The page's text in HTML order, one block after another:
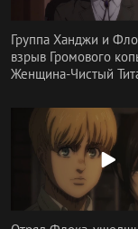
Группа Ханджи и
взрыв Громового
Женщина-Чистый